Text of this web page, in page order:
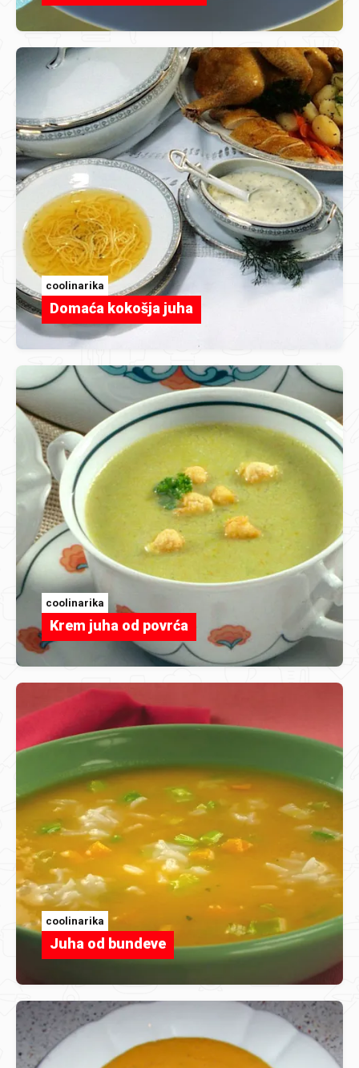
coolinarika
Domaća kokošja juha
coolinarika
Krem juha od povrća
coolinarika
Juha od bundeve